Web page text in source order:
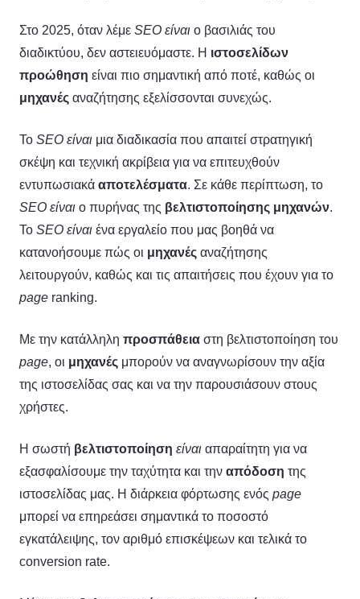
Στο 2025, όταν λέμε SEO είναι ο βασιλιάς του
διαδικτύου, δεν αστειευόμαστε. Η ιστοσελίδων
προώθηση είναι πιο σημαντική από ποτέ, καθώς οι
μηχανές αναζήτησης εξελίσσονται συνεχώς.
Το SEO είναι μια διαδικασία που απαιτεί στρατηγική
σκέψη και τεχνική ακρίβεια για να επιτευχθούν
εντυπωσιακά αποτελέσματα. Σε κάθε περίπτωση, το
SEO είναι ο πυρήνας της βελτιστοποίησης μηχανών.
Το SEO είναι ένα εργαλείο που μας βοηθά να
κατανοήσουμε πώς οι μηχανές αναζήτησης
λειτουργούν, καθώς και τις απαιτήσεις που έχουν για το
page ranking.
Με την κατάλληλη προσπάθεια στη βελτιστοποίηση του
page, οι μηχανές μπορούν να αναγνωρίσουν την αξία
της ιστοσελίδας σας και να την παρουσιάσουν στους
χρήστες.
Η σωστή βελτιστοποίηση είναι απαραίτητη για να
εξασφαλίσουμε την ταχύτητα και την απόδοση της
ιστοσελίδας μας. Η διάρκεια φόρτωσης ενός page
μπορεί να επηρεάσει σημαντικά το ποσοστό
εγκατάλειψης, τον αριθμό επισκέψεων και τελικά το
conversion rate.